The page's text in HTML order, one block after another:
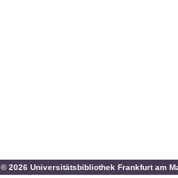
© 2026 Universitätsbibliothek Frankfurt am